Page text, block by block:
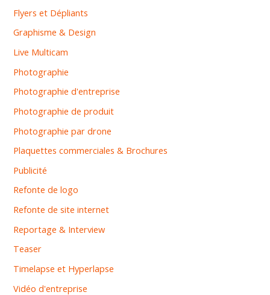
Flyers et Dépliants
Graphisme & Design
Live Multicam
Photographie
Photographie d'entreprise
Photographie de produit
Photographie par drone
Plaquettes commerciales & Brochures
Publicité
Refonte de logo
Refonte de site internet
Reportage & Interview
Teaser
Timelapse et Hyperlapse
Vidéo d'entreprise